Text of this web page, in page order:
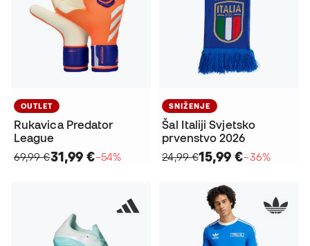
OUTLET
Rukavica Predator
League
69,99 €31,99 €−54%
SNIŽENJE
Šal Italiji Svjetsko
prvenstvo 2026
24,99 €15,99 €−36%